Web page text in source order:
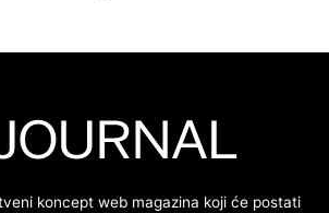
koncept web magazina koji će postati